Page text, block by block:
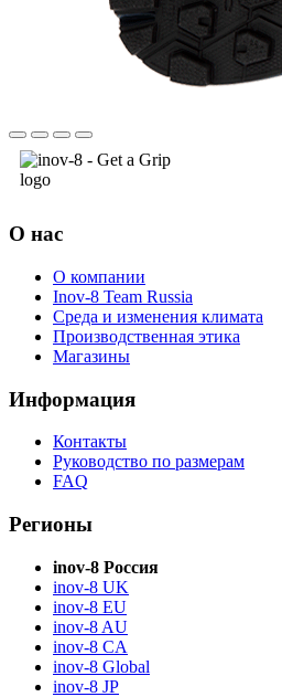
О нас
О компании
Inov-8 Team Russia
Среда и изменения климата
Производственная этика
Магазины
Информация
Контакты
Руководство по размерам
FAQ
Регионы
inov-8 Россия
inov-8 UK
inov-8 EU
inov-8 AU
inov-8 CA
inov-8 Global
inov-8 JP